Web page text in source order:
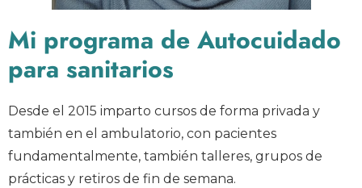
Mi programa de Autocuidado
para sanitarios
Desde el 2015 imparto cursos de forma privada y
también en el ambulatorio, con pacientes
fundamentalmente, también talleres, grupos de
prácticas y retiros de fin de semana.